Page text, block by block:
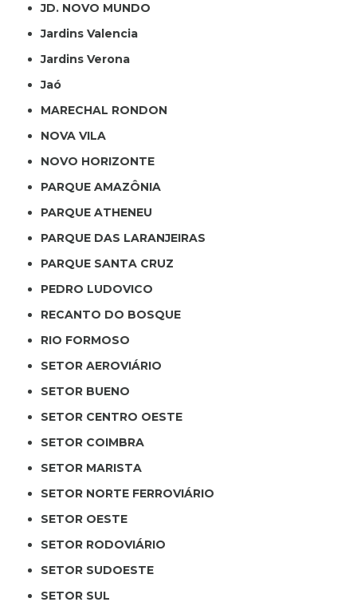
JD. NOVO MUNDO
Jardins Valencia
Jardins Verona
Jaó
MARECHAL RONDON
NOVA VILA
NOVO HORIZONTE
PARQUE AMAZÔNIA
PARQUE ATHENEU
PARQUE DAS LARANJEIRAS
PARQUE SANTA CRUZ
PEDRO LUDOVICO
RECANTO DO BOSQUE
RIO FORMOSO
SETOR AEROVIÁRIO
SETOR BUENO
SETOR CENTRO OESTE
SETOR COIMBRA
SETOR MARISTA
SETOR NORTE FERROVIÁRIO
SETOR OESTE
SETOR RODOVIÁRIO
SETOR SUDOESTE
SETOR SUL